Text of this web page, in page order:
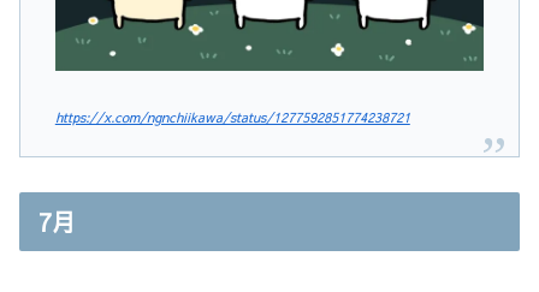
https://x.com/ngnchiikawa/status/1277592851774238721
7月